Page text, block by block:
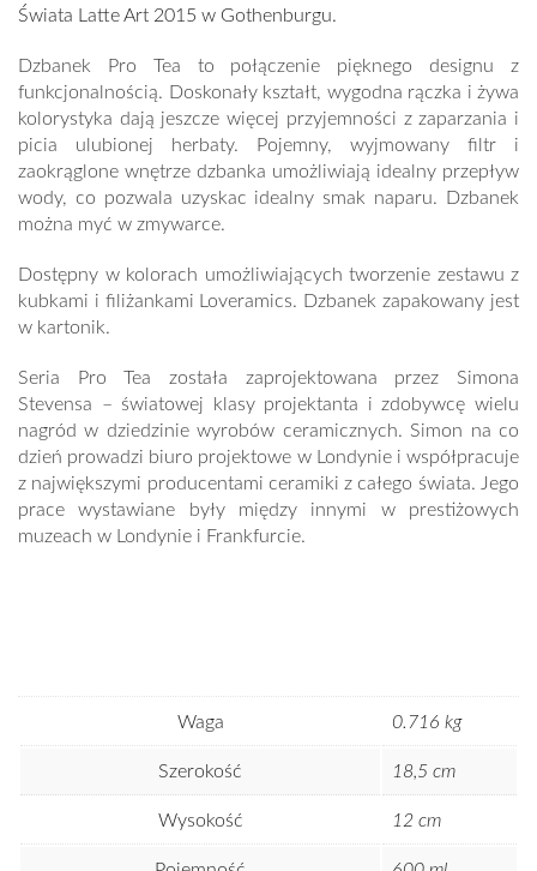
Świata Latte Art 2015 w Gothenburgu.
Dzbanek Pro Tea to połączenie pięknego designu z
funkcjonalnością. Doskonały kształt, wygodna rączka i żywa
kolorystyka dają jeszcze więcej przyjemności z zaparzania i
picia ulubionej herbaty. Pojemny, wyjmowany filtr i
zaokrąglone wnętrze dzbanka umożliwiają idealny przepływ
wody, co pozwala uzyskac idealny smak naparu. Dzbanek
można myć w zmywarce.
Dostępny w kolorach umożliwiających tworzenie zestawu z
kubkami i filiżankami Loveramics. Dzbanek zapakowany jest
w kartonik.
Seria Pro Tea została zaprojektowana przez Simona
Stevensa – światowej klasy projektanta i zdobywcę wielu
nagród w dziedzinie wyrobów ceramicznych. Simon na co
dzień prowadzi biuro projektowe w Londynie i współpracuje
z największymi producentami ceramiki z całego świata. Jego
prace wystawiane były między innymi w prestiżowych
muzeach w Londynie i Frankfurcie.
Waga 0.716 kg
Szerokość 18,5 cm
Wysokość 12 cm